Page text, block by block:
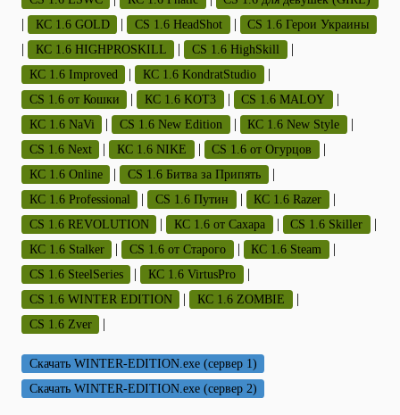
| КС 1.6 GOLD | CS 1.6 HeadShot | CS 1.6 Герои Украины
| КС 1.6 HIGHPROSKILL | CS 1.6 HighSkill |
КС 1.6 Improved | КС 1.6 KondratStudio |
CS 1.6 от Кошки | КС 1.6 KOT3 | CS 1.6 MALOY |
КС 1.6 NaVi | CS 1.6 New Edition | КС 1.6 New Style |
CS 1.6 Next | КС 1.6 NIKE | CS 1.6 от Огурцов |
КС 1.6 Online | CS 1.6 Битва за Припять |
КС 1.6 Professional | CS 1.6 Путин | КС 1.6 Razer |
CS 1.6 REVOLUTION | КС 1.6 от Сахара | CS 1.6 Skiller |
КС 1.6 Stalker | CS 1.6 от Старого | КС 1.6 Steam |
CS 1.6 SteelSeries | КС 1.6 VirtusPro |
CS 1.6 WINTER EDITION | КС 1.6 ZOMBIE |
CS 1.6 Zver |
Скачать WINTER-EDITION.exe (сервер 1)
Скачать WINTER-EDITION.exe (сервер 2)